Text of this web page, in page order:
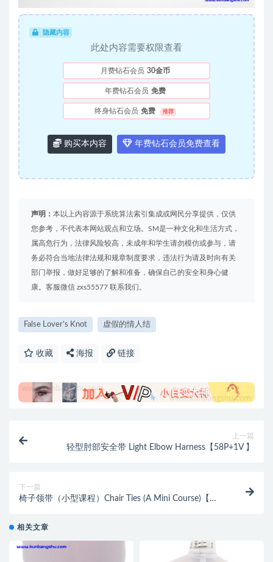
隐藏内容
此处内容需要权限查看
月费钻石会员 30金币
年费钻石会员 免费
终身钻石会员 免费 推荐
购买本内容 年费钻石会员免费查看
声明： 本以上内容源于系统算法索引集成或网民分享提供，仅供
您参考，不代表本网站观点和立场。SM是一种文化和生活方式，
属高危行为，法律风险较高，未成年和学生请勿模仿或参与，请
务必符合当地法律法规和规章制度要求，违法行为请及时向有关
部门举报，做好足够的了解和准备，确保自己的安全和身心健
康。客服微信 zxs55577 联系我们。
False Lover’s Knot 虚假的情人结
收藏 海报 链接
上一篇
轻型肘部安全带 Light Elbow Harness【58P+1V 】
下一篇
椅子领带（小型课程）Chair Ties (A Mini Course)【
相关文章